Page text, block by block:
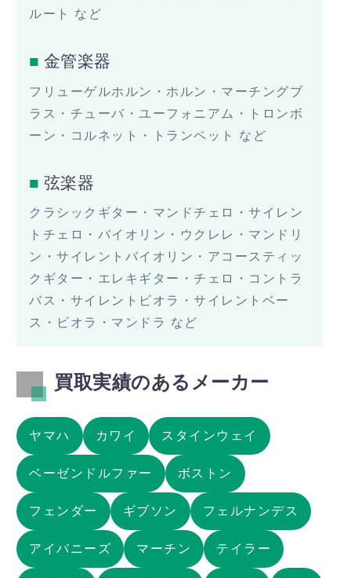
ルート など
金管楽器
フリューゲルホルン・ホルン・マーチングブ
ラス・チューバ・ユーフォニアム・トロンボ
ーン・コルネット・トランペット など
弦楽器
クラシックギター・マンドチェロ・サイレン
トチェロ・バイオリン・ウクレレ・マンドリ
ン・サイレントバイオリン・アコースティッ
クギター・エレキギター・チェロ・コントラ
バス・サイレントビオラ・サイレントベー
ス・ビオラ・マンドラ など
買取実績のあるメーカー
ヤマハ カワイ スタインウェイ
ベーゼンドルファー ボストン
フェンダー ギブソン フェルナンデス
アイバニーズ マーチン テイラー